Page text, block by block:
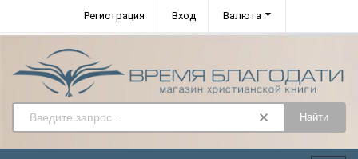
Регистрация Вход Валюта
Найти